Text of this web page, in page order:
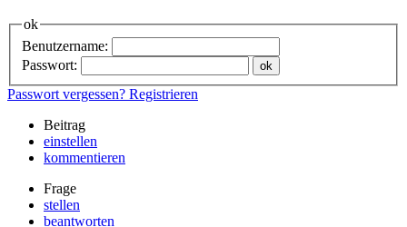
ok
Benutzername:
Passwort:
Passwort vergessen? Registrieren
Beitrag
einstellen
kommentieren
Frage
stellen
beantworten